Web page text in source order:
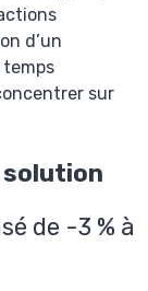
d’un
sur
solution
de -3 % à